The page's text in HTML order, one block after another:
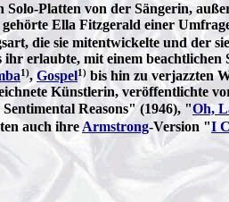
Platten von der Sängerin,
Ella Fitzgerald einer
die sie mitentwickelte und der
erlaubte, mit einem
1), Gospel1) bis hin zu verjazzten
Künstlerin, veröffentlichte
Reasons" (1946), "Oh,
auch ihre Armstrong-Version "I